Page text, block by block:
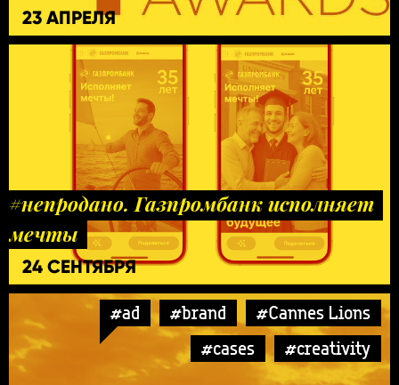
23 АПРЕЛЯ
#непродано. Газпромбанк исполняет
мечты
24 СЕНТЯБРЯ
#ad #brand
#Cannes Lions
#cases
#creativity